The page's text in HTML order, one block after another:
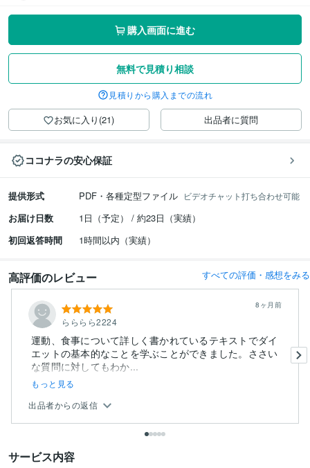
購入画面に進む
無料で見積り相談
見積りから購入までの流れ
お気に入り(21) 出品者に質問
ココナラの安心保証
提供形式 PDF・各種定型ファイル ビデオチャット打ち合わせ可能
お届け日数
1日（予定） / 約23日（実績）
初回返答時間
1時間以内（実績）
高評価のレビュー すべての評価・感想をみる
らららら2224
8ヶ月前
運動、食事について詳しく書かれているテキストでダイ
エットの基本的なことを学ぶことができました。ささい
な質問に対してもわか...
もっと見る
出品者からの返信
サービス内容